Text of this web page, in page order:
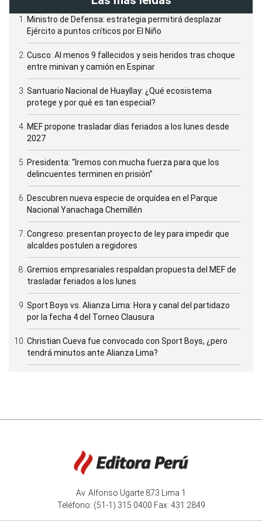
Ministro de Defensa: estrategia permitirá desplazar
Ejército a puntos críticos por El Niño
Cusco: Al menos 9 fallecidos y seis heridos tras choque
entre minivan y camión en Espinar
Santuario Nacional de Huayllay: ¿Qué ecosistema
protege y por qué es tan especial?
MEF propone trasladar días feriados a los lunes desde
2027
Presidenta: “Iremos con mucha fuerza para que los
delincuentes terminen en prisión”
Descubren nueva especie de orquídea en el Parque
Nacional Yanachaga Chemillén
Congreso: presentan proyecto de ley para impedir que
alcaldes postulen a regidores
Gremios empresariales respaldan propuesta del MEF de
trasladar feriados a los lunes
Sport Boys vs. Alianza Lima: Hora y canal del partidazo
por la fecha 4 del Torneo Clausura
Christian Cueva fue convocado con Sport Boys, ¿pero
tendrá minutos ante Alianza Lima?
Av. Alfonso Ugarte 873 Lima 1
Teléfono: (51-1) 315 0400 Fax: 431 2849